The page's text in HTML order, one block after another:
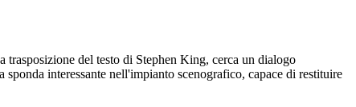
del testo di Stephen King, cerca un dialogo
interessante nell'impianto scenografico, capace di restituire